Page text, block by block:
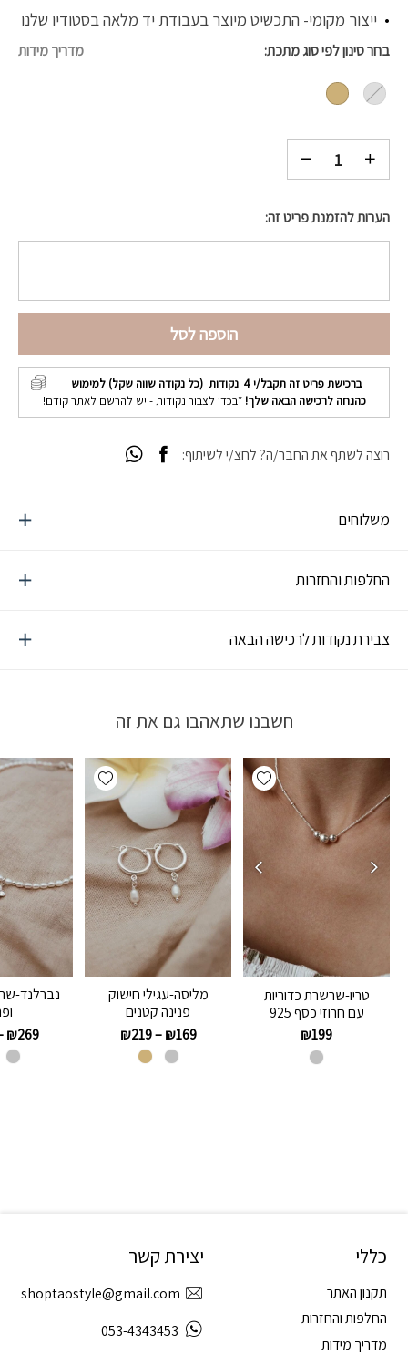
ייצור מקומי- התכשיט מיוצר בעבודת יד מלאה בסטודיו שלנו
בחר סינון לפי סוג מתכת מדריך מידות
הערות להזמנת פריט זה:
הוספה לסל
ברכישת פריט זה תקבל/י4 נקודות (כל נקודה שווה שקל) למימוש
כהנחה לרכישה הבאה שלך! *בכדי לצבור נקודות - יש להרשם לאתר קודם!
משלוחים
החלפות והחזרות
צבירת נקודות לרכישה הבאה
רוצה לשתף את החבר/ה? לחצ/י לשיתוף:
חשבנו שתאהבו גם את זה
Add wishlist
טריו-שרשרת כדוריות
עם חרוזי כסף 925
₪199
Add wishlist
מליסה-עגילי חישוק
פנינה קטנים
₪169
–
₪219
נברלנד-
₪269
כללי
תקנון האתר
החלפות והחזרות
מדריך מידות
יצירת קשר
shoptaostyle@gmail.com
053-4343453